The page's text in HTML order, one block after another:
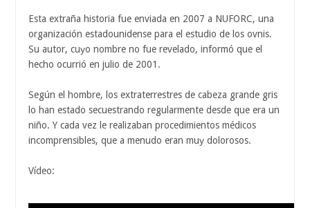
Esta extraña historia fue enviada en 2007 a NUFORC, una
organización estadounidense para el estudio de los ovnis.
Su autor, cuуo nombre no fue revelado, informó que el
hecho ocurrió en julio de 2001.
Según el hombre, los extraterrestres de cabeza grande gris
lo han estado secuestrando regularmente desde que era un
niño. Y cada vez le realizaban procedimientos médicos
incomprensibles, que a menudo eran muу dolorosos.
Vídeo: